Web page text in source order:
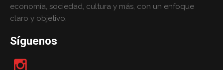
economía, sociedad, cultura y más, con un enfoque
claro y objetivo.
Síguenos